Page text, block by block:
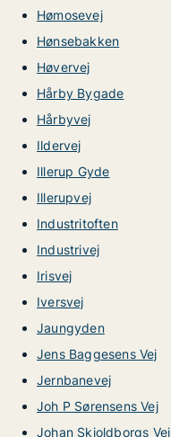
Hømosevej
Hønsebakken
Høvervej
Hårby Bygade
Hårbyvej
Ildervej
Illerup Gyde
Illerupvej
Industritoften
Industrivej
Irisvej
Iversvej
Jaungyden
Jens Baggesens Vej
Jernbanevej
Joh P Sørensens Vej
Johan Skjoldborgs Vej